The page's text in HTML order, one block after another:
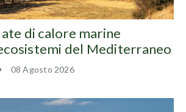
di calore marine
del Mediterraneo
08 Agosto 2026